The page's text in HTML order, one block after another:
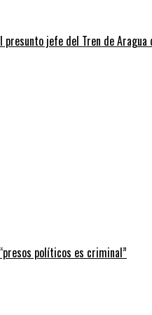
presunto jefe del Tren de Aragua
políticos es criminal”